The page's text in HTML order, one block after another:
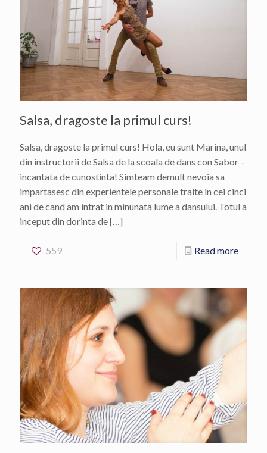
Salsa, dragoste la primul curs!
Salsa, dragoste la primul curs! Hola, eu sunt Marina, unul
din instructorii de Salsa de la scoala de dans con Sabor –
incantata de cunostinta! Simteam demult nevoia sa
impartasesc din experientele personale traite in cei cinci
ani de cand am intrat in minunata lume a dansului. Totul a
inceput din dorinta de[…]
559 Read more